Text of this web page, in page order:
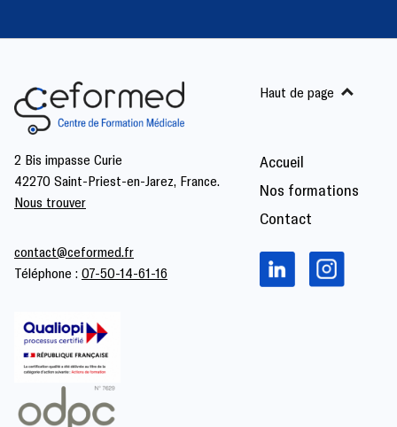
2 Bis impasse Curie
42270 Saint-Priest-en-Jarez, France.
Nous trouver
Accueil
Nos formations
Contact
Haut de page
contact@ceformed.fr
Téléphone : 07-50-14-61-16